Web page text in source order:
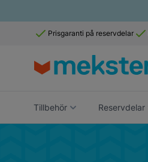
Prisgaranti på reservdelar
Tillbehör Reservdelar